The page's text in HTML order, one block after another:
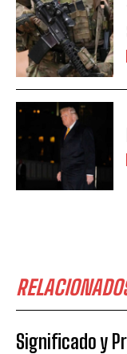
Significado y